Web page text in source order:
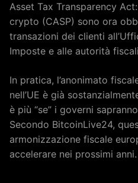
Asset Tax Transparency
crypto (CASP) sono ora
transazioni dei clienti
Imposte e alle autorità
In pratica, l’anonimato
nell’UE è già
è più “se” i governi
Secondo BitcoinLive24,
armonizzazione fiscale
accelerare nei prossimi anni.